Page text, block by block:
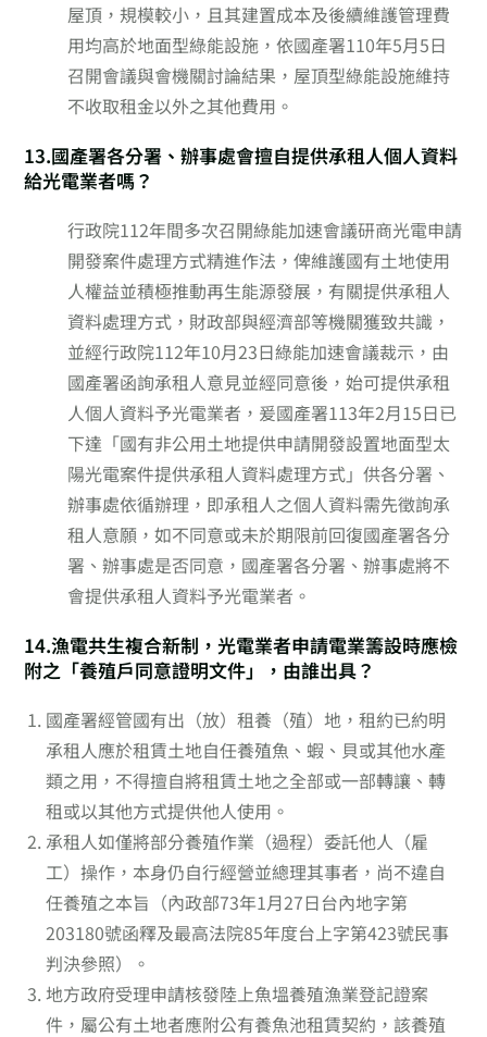
屋頂，規模較小，且其建置成本及後續維護管理費
用均高於地面型綠能設施，依國產署110年5月5日
召開會議與會機關討論結果，屋頂型綠能設施維持
不收取租金以外之其他費用。
13.國產署各分署、辦事處會擅自提供承租人個人資料
給光電業者嗎？
行政院112年間多次召開綠能加速會議研商光電申請
開發案件處理方式精進作法，俾維護國有土地使用
人權益並積極推動再生能源發展，有關提供承租人
資料處理方式，財政部與經濟部等機關獲致共識，
並經行政院112年10月23日綠能加速會議裁示，由
國產署函詢承租人意見並經同意後，始可提供承租
人個人資料予光電業者，爰國產署113年2月15日已
下達「國有非公用土地提供申請開發設置地面型太
陽光電案件提供承租人資料處理方式」供各分署、
辦事處依循辦理，即承租人之個人資料需先徵詢承
租人意願，如不同意或未於期限前回復國產署各分
署、辦事處是否同意，國產署各分署、辦事處將不
會提供承租人資料予光電業者。
14.漁電共生複合新制，光電業者申請電業籌設時應檢
附之「養殖戶同意證明文件」，由誰出具？
國產署經管國有出（放）租養（殖）地，租約已約明
承租人應於租賃土地自任養殖魚、蝦、貝或其他水產
類之用，不得擅自將租賃土地之全部或一部轉讓、轉
租或以其他方式提供他人使用。
承租人如僅將部分養殖作業（過程）委託他人（雇
工）操作，本身仍自行經營並總理其事者，尚不違自
任養殖之本旨（內政部73年1月27日台內地字第
203180號函釋及最高法院85年度台上字第423號民事
判決參照）。
地方政府受理申請核發陸上魚塭養殖漁業登記證案
件，屬公有土地者應附公有養魚池租賃契約，該養殖